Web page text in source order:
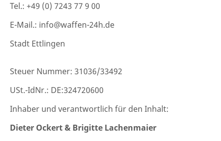
Tel.: +49 (0) 7243 77 9 00
E-Mail.: info@waffen-24h.de
Stadt Ettlingen
Steuer Nummer: 31036/33492
USt.-IdNr.: DE:324720600
Inhaber und verantwortlich für den Inhalt:
Dieter Ockert & Brigitte Lachenmaier